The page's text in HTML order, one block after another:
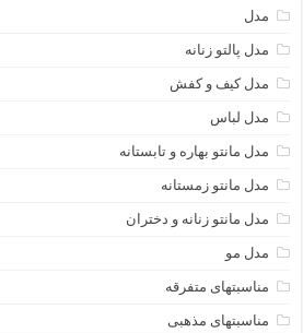
مدل
مدل پالتو زنانه
مدل کیف و کفش
مدل لباس
مدل مانتو بهاره و تابستانه
مدل مانتو زمستانه
مدل مانتو زنانه و دختران
مدل مو
مناسبتهای متفرقه
مناسبتهای مذهبی